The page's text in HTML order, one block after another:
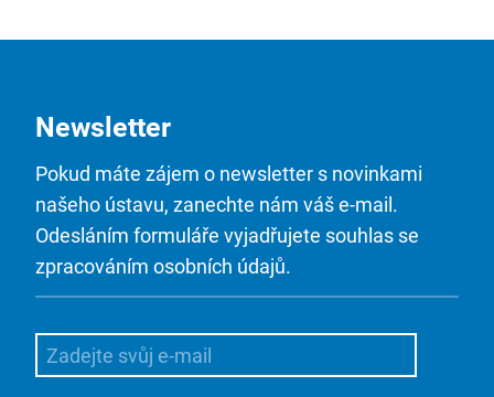
Newsletter
Pokud máte zájem o newsletter s novinkami
našeho ústavu, zanechte nám váš e-mail.
Odesláním formuláře vyjadřujete souhlas se
zpracováním osobních údajů.